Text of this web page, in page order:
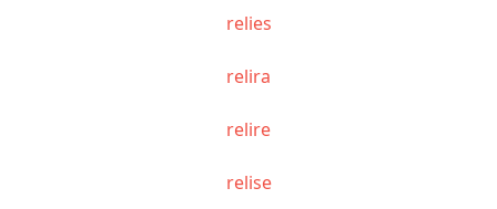
relies
relira
relire
relise